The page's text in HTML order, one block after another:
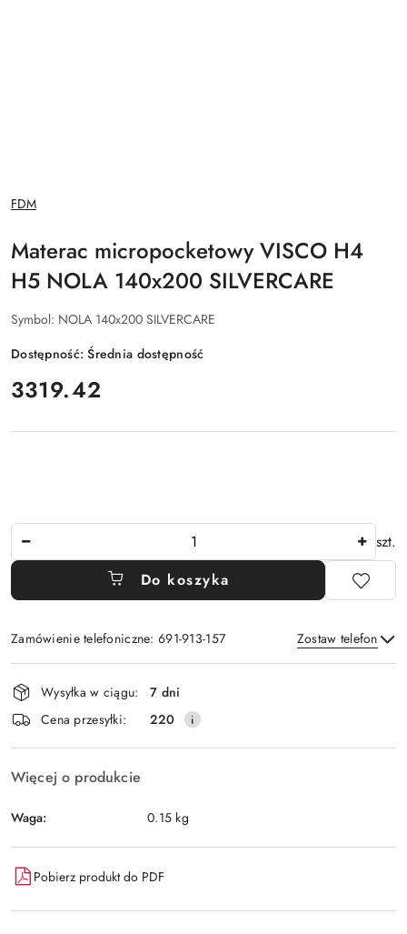
NAZWA
PRODUCENTA:
FDM
Materac micropocketowy VISCO H4
H5 NOLA 140x200 SILVERCARE
Symbol: NOLA 140x200 SILVERCARE
Dostępność:Średnia dostępność
cena:
3319.42
szt.
Do koszyka
Zamówienie telefoniczne: 691-913-157 Zostaw telefon
Wyślij
Dostępność
i
dostawa
Wysyłka w ciągu:
7 dni
Cena przesyłki:
220
Więcej o produkcie
Waga: 0.15 kg
Pobierz produkt do PDF